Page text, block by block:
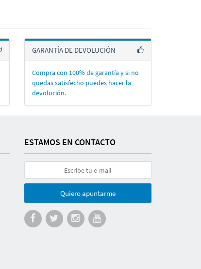
GARANTÍA DE DEVOLUCIÓN
Compra con 100% de garantí­a y si no
quedas satisfecho puedes hacer la
devolución.
ESTAMOS EN CONTACTO
Quiero apuntarme